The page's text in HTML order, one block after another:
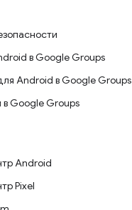
в Google Groups
Android в Google Groups
Google Groups
Android
Pixel